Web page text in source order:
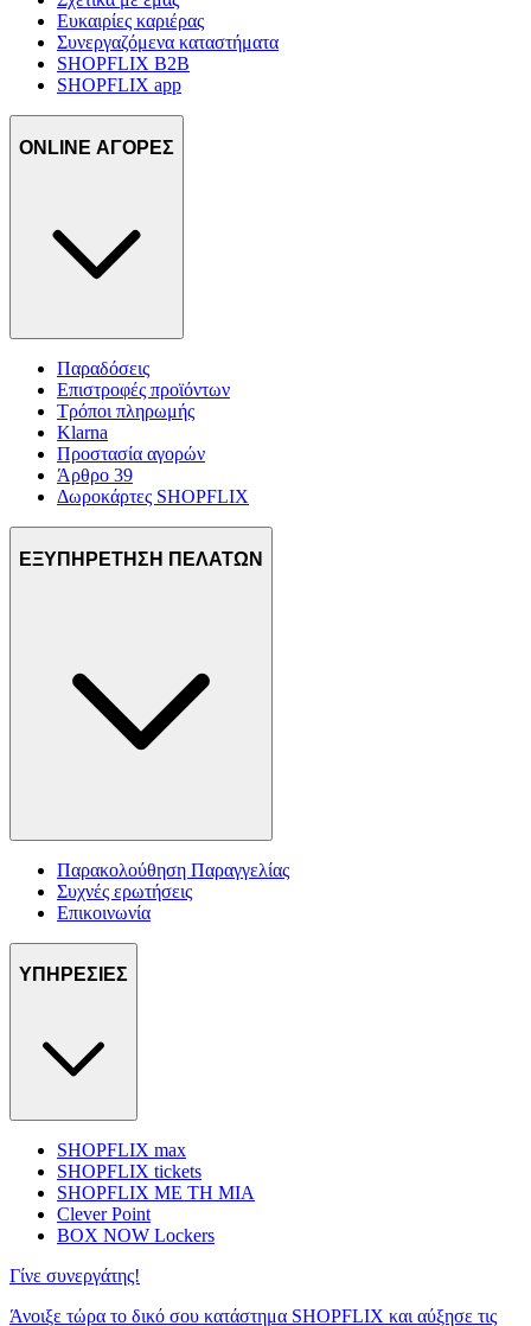
Ευκαιρίες καριέρας
Συνεργαζόμενα καταστήματα
SHOPFLIX B2B
SHOPFLIX app
ONLINE ΑΓΟΡΕΣ
Παραδόσεις
Επιστροφές προϊόντων
Τρόποι πληρωμής
Klarna
Προστασία αγορών
Άρθρο 39
Δωροκάρτες SHOPFLIX
ΕΞΥΠΗΡΕΤΗΣΗ ΠΕΛΑΤΩΝ
Παρακολούθηση Παραγγελίας
Συχνές ερωτήσεις
Επικοινωνία
ΥΠΗΡΕΣΙΕΣ
SHOPFLIX max
SHOPFLIX tickets
SHOPFLIX ΜΕ ΤΗ ΜΙΑ
Clever Point
BOX NOW Lockers
Γίνε συνεργάτης!
Άνοιξε τώρα το δικό σου κατάστημα SHOPFLIX και αύξησε τις